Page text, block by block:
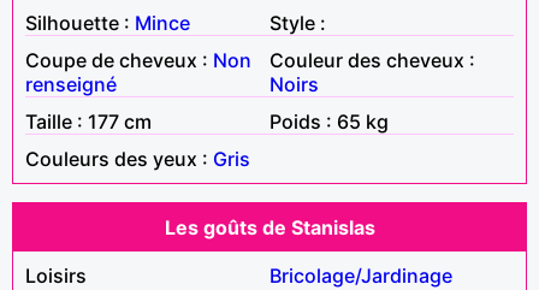
Silhouette : Mince
Style :
Coupe de cheveux : Non
renseigné
Couleur des cheveux :
Noirs
Taille : 177 cm
Poids : 65 kg
Couleurs des yeux : Gris
Les goûts de Stanislas
Loisirs
Bricolage/Jardinage